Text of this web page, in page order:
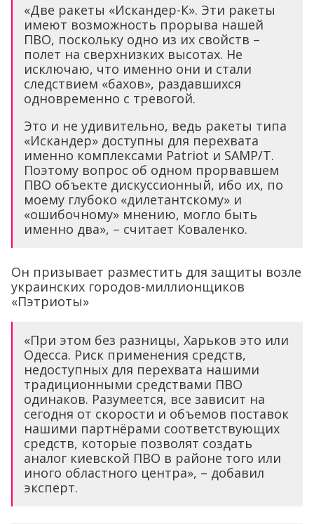
«Две ракеты «Искандер-К». Эти ракеты
имеют возможность прорыва нашей
ПВО, поскольку одно из их свойств –
полет на сверхнизких высотах. Не
исключаю, что именно они и стали
следствием «бахов», раздавшихся
одновременно с тревогой.
Это и не удивительно, ведь ракеты типа
«Искандер» доступны для перехвата
именно комплексами Patriot и SAMP/T.
Поэтому вопрос об одном прорвавшем
ПВО объекте дискуссионный, ибо их, по
моему глубоко «дилетантскому» и
«ошибочному» мнению, могло быть
именно два», – считает Коваленко.
Он призывает разместить для защиты возле
украинских городов-миллионщиков
«Пэтриоты»
«При этом без разницы, Харьков это или
Одесса. Риск применения средств,
недоступных для перехвата нашими
традиционными средствами ПВО
одинаков. Разумеется, все зависит на
сегодня от скорости и объемов поставок
нашими партнёрами соответствующих
средств, которые позволят создать
аналог киевской ПВО в районе того или
иного областного центра», – добавил
эксперт.